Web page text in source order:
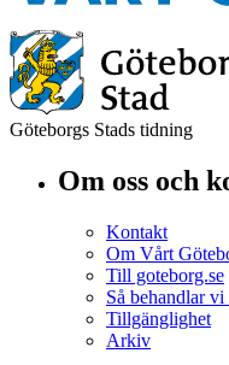
Göteborgs Stads tidning
Om oss och
Kontakt
Om Vårt
Till goteborg.se
Så behandlar
Tillgänglighet
Arkiv